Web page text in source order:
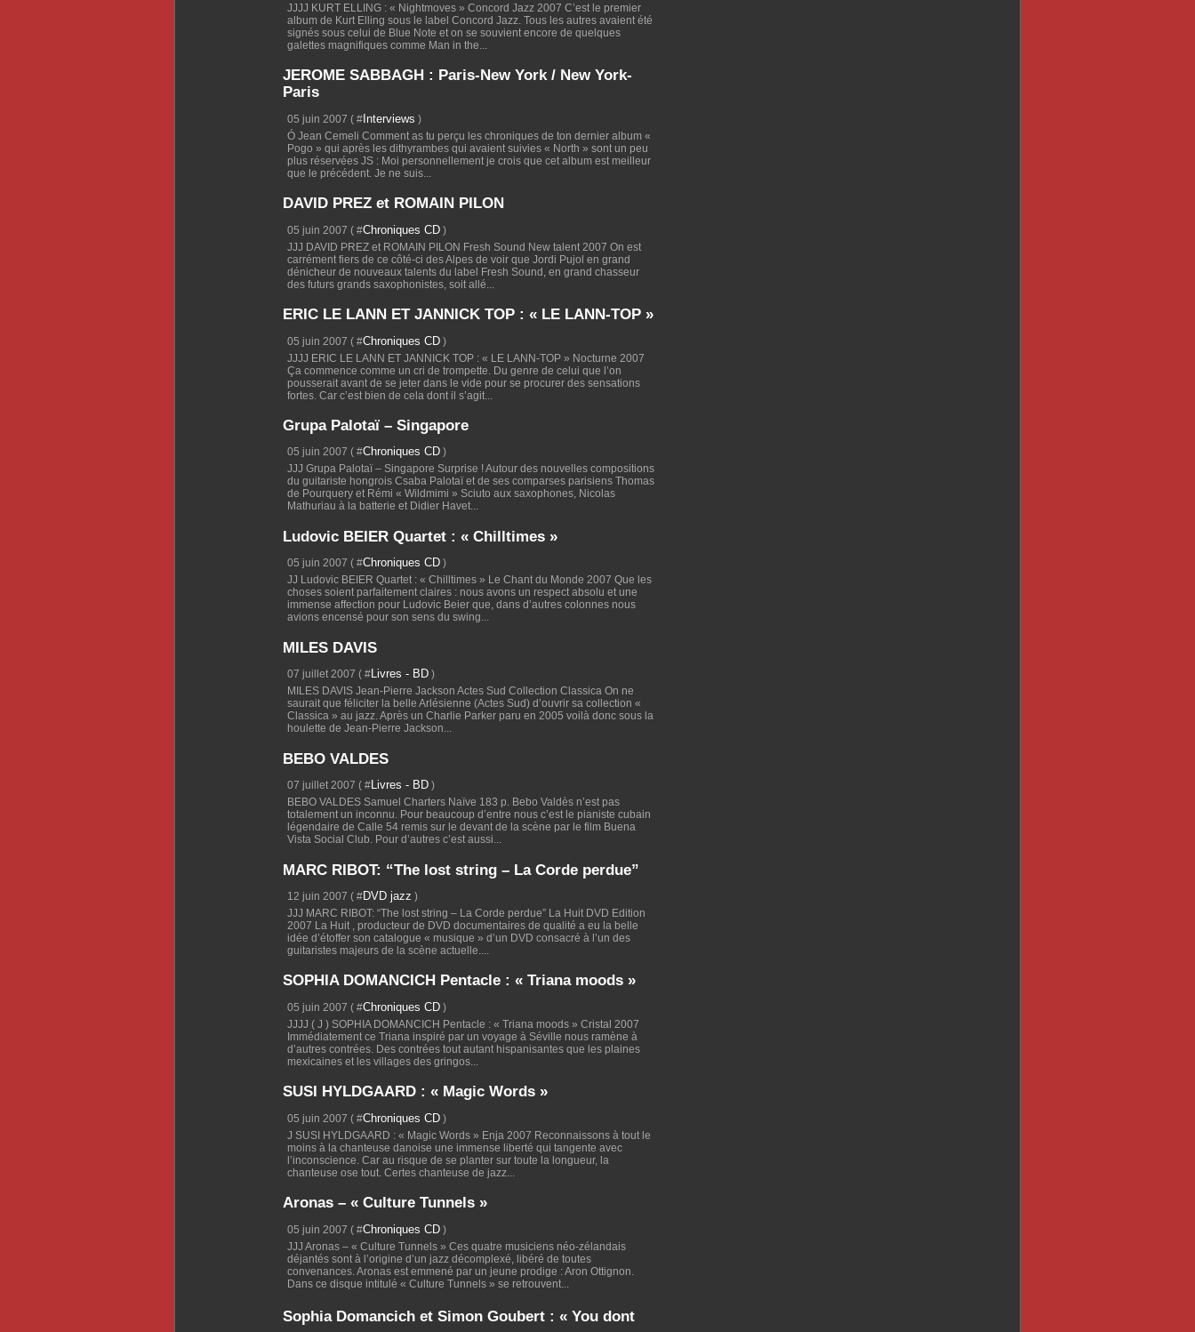
JJJJ KURT ELLING : « Nightmoves » Concord Jazz 2007 C’est le premier
album de Kurt Elling sous le label Concord Jazz. Tous les autres avaient été
signés sous celui de Blue Note et on se souvient encore de quelques
galettes magnifiques comme Man in the...
JEROME SABBAGH : Paris-New York / New York-
Paris
05 juin 2007 ( # Interviews )
Ó Jean Cemeli Comment as tu perçu les chroniques de ton dernier album «
Pogo » qui après les dithyrambes qui avaient suivies « North » sont un peu
plus réservées JS : Moi personnellement je crois que cet album est meilleur
que le précédent. Je ne suis...
DAVID PREZ et ROMAIN PILON
05 juin 2007 ( #Chroniques CD )
JJJ DAVID PREZ et ROMAIN PILON Fresh Sound New talent 2007 On est
carrément fiers de ce côté-ci des Alpes de voir que Jordi Pujol en grand
dénicheur de nouveaux talents du label Fresh Sound, en grand chasseur
des futurs grands saxophonistes, soit allé...
ERIC LE LANN ET JANNICK TOP : « LE LANN-TOP »
05 juin 2007 ( #Chroniques CD )
JJJJ ERIC LE LANN ET JANNICK TOP : « LE LANN-TOP » Nocturne 2007
Ça commence comme un cri de trompette. Du genre de celui que l’on
pousserait avant de se jeter dans le vide pour se procurer des sensations
fortes. Car c’est bien de cela dont il s’agit...
Grupa Palotaï – Singapore
05 juin 2007 ( #Chroniques CD )
JJJ Grupa Palotaï – Singapore Surprise ! Autour des nouvelles compositions
du guitariste hongrois Csaba Palotaï et de ses comparses parisiens Thomas
de Pourquery et Rémi « Wildmimi » Sciuto aux saxophones, Nicolas
Mathuriau à la batterie et Didier Havet...
Ludovic BEIER Quartet : « Chilltimes »
05 juin 2007 ( #Chroniques CD )
JJ Ludovic BEIER Quartet : « Chilltimes » Le Chant du Monde 2007 Que les
choses soient parfaitement claires : nous avons un respect absolu et une
immense affection pour Ludovic Beier que, dans d’autres colonnes nous
avions encensé pour son sens du swing...
MILES DAVIS
07 juillet 2007 ( #Livres - BD )
MILES DAVIS Jean-Pierre Jackson Actes Sud Collection Classica On ne
saurait que féliciter la belle Arlésienne (Actes Sud) d’ouvrir sa collection «
Classica » au jazz. Après un Charlie Parker paru en 2005 voilà donc sous la
houlette de Jean-Pierre Jackson...
BEBO VALDES
07 juillet 2007 ( #Livres - BD )
BEBO VALDES Samuel Charters Naïve 183 p. Bebo Valdès n’est pas
totalement un inconnu. Pour beaucoup d’entre nous c’est le pianiste cubain
légendaire de Calle 54 remis sur le devant de la scène par le film Buena
Vista Social Club. Pour d’autres c’est aussi...
MARC RIBOT: “The lost string – La Corde perdue”
12 juin 2007 ( #DVD jazz )
JJJ MARC RIBOT: “The lost string – La Corde perdue” La Huit DVD Edition
2007 La Huit , producteur de DVD documentaires de qualité a eu la belle
idée d’étoffer son catalogue « musique » d’un DVD consacré à l’un des
guitaristes majeurs de la scène actuelle....
SOPHIA DOMANCICH Pentacle : « Triana moods »
05 juin 2007 ( #Chroniques CD )
JJJJ ( J ) SOPHIA DOMANCICH Pentacle : « Triana moods » Cristal 2007
Immédiatement ce Triana inspiré par un voyage à Séville nous ramène à
d’autres contrées. Des contrées tout autant hispanisantes que les plaines
mexicaines et les villages des gringos...
SUSI HYLDGAARD : « Magic Words »
05 juin 2007 ( #Chroniques CD )
J SUSI HYLDGAARD : « Magic Words » Enja 2007 Reconnaissons à tout le
moins à la chanteuse danoise une immense liberté qui tangente avec
l’inconscience. Car au risque de se planter sur toute la longueur, la
chanteuse ose tout. Certes chanteuse de jazz...
Aronas – « Culture Tunnels »
05 juin 2007 ( #Chroniques CD )
JJJ Aronas – « Culture Tunnels » Ces quatre musiciens néo-zélandais
déjantés sont à l’origine d’un jazz décomplexé, libéré de toutes
convenances. Aronas est emmené par un jeune prodige : Aron Ottignon.
Dans ce disque intitulé « Culture Tunnels » se retrouvent...
Sophia Domancich et Simon Goubert : « You dont